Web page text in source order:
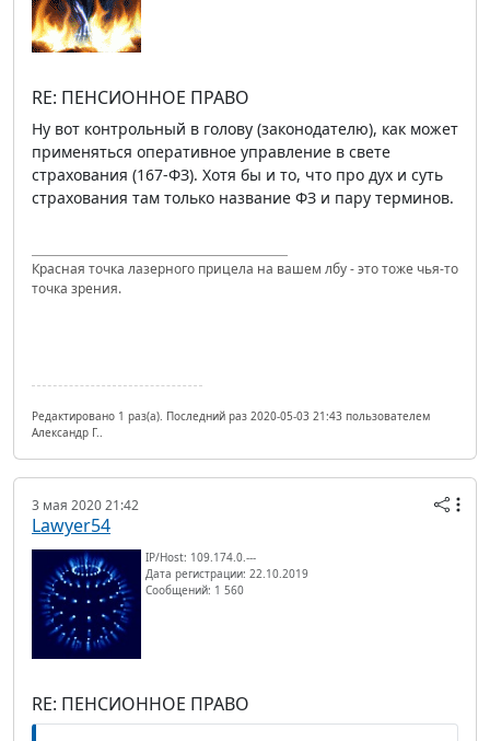
RE: ПЕНСИОННОЕ ПРАВО
Ну вот контрольный в голову (законодателю), как может
применяться оперативное управление в свете
страхования (167-ФЗ). Хотя бы и то, что про дух и суть
страхования там только название ФЗ и пару терминов.
Красная точка лазерного прицела на вашем лбу - это тоже чья-то
точка зрения.
Редактировано 1 раз(а). Последний раз 2020-05-03 21:43 пользователем
Александр Г..
3 мая 2020 21:42
Lawyer54
IP/Host: 109.174.0.---
Дата регистрации: 22.10.2019
Сообщений: 1 560
RE: ПЕНСИОННОЕ ПРАВО